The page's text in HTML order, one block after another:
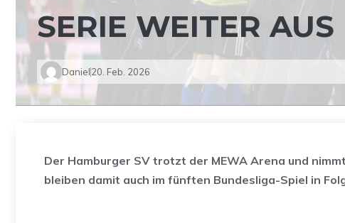
SERIE WEITER AUS
Daniel20. Feb. 2026
Der Hamburger SV trotzt der MEWA Arena und
bleiben damit auch im fünften Bundesliga-Spiel in